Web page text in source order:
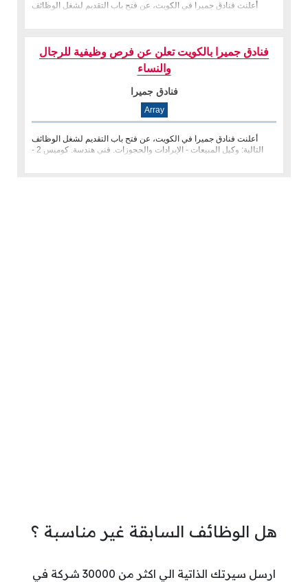
أعلنت فنادق جميرا في الكويت، عن فتح باب التقديم لشغل الوظائف
فنادق جميرا بالكويت تعلن عن فرص وظيفية للرجال
والنساء
فنادق جميرا
Array
أعلنت فنادق جميرا في الكويت، عن فتح باب التقديم لشغل الوظائف
التالية: وكيل المبيعات - الإيرادات والحجوزات. فني هندسة. كوميس 2 -
هل الوظائف السابقة غير مناسبة ؟
ارسل سيرتك الذاتية الي اكثر من 30000 شركة في